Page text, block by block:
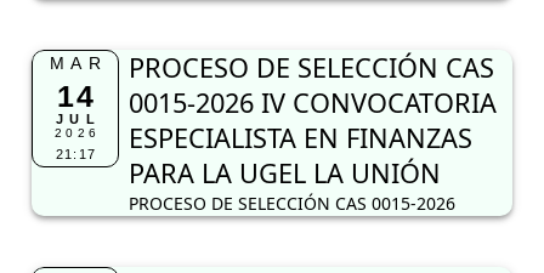
MAR
14
JUL
2026
21:17
PROCESO DE SELECCIÓN CAS
0015-2026 IV CONVOCATORIA
ESPECIALISTA EN FINANZAS
PARA LA UGEL LA UNIÓN
PROCESO DE SELECCIÓN CAS 0015-2026